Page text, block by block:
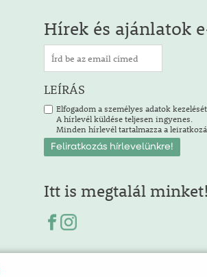
Hírek és ajánlatok
LEÍRÁS
Elfogadom a személyes adatok kezelését.
A hírlevél küldése teljesen ingyenes.
Minden hírlevél tartalmazza a
Itt is megtalál minket!